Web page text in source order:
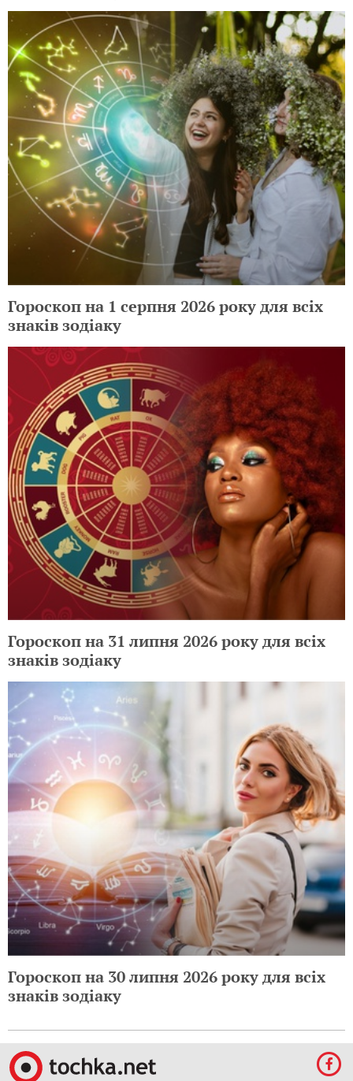
Гороскоп на 1 серпня 2026 року для всіх
знаків зодіаку
Гороскоп на 31 липня 2026 року для всіх
знаків зодіаку
Гороскоп на 30 липня 2026 року для всіх
знаків зодіаку